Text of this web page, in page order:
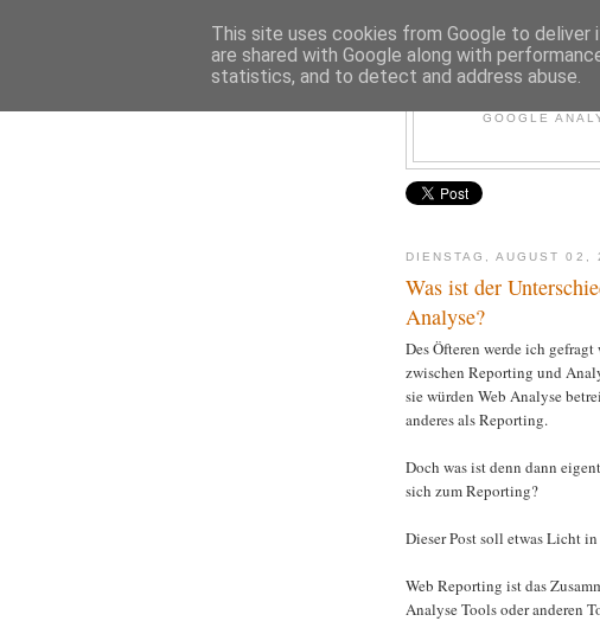
GOOGLE
DIENSTAG, AUGUST 02,
Was ist der
Analyse?
Des Öfteren werde ich
zwischen Reporting und
sie würden Web Analyse
anderes als Reporting.
Doch was ist denn dann
sich zum Reporting?
Dieser Post soll etwas Licht
Web Reporting ist das
Analyse Tools oder anderen
This site uses cookies from Google to deliver
are shared with Google along with
statistics, and to detect and address abuse.